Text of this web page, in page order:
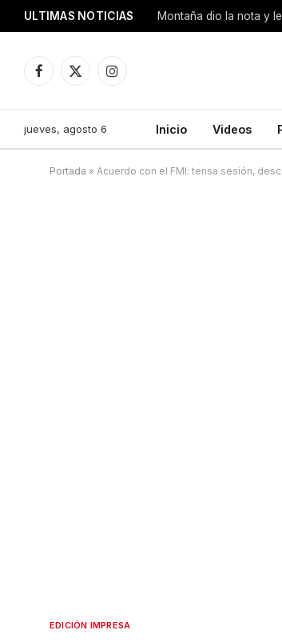
ULTIMAS NOTICIAS Montaña dio la nota y
Facebook
X
Instagram
jueves, agosto 6 Inicio Videos
Portada » Acuerdo con el FMI: tensa sesión,
EDICIÓN IMPRESA